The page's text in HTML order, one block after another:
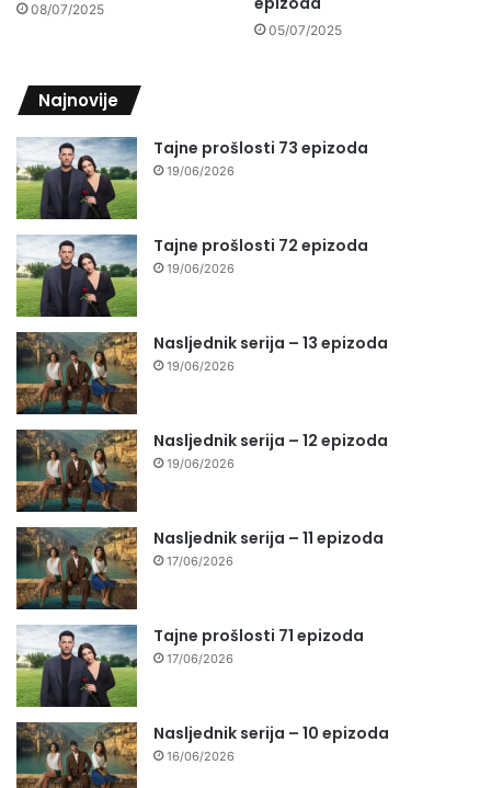
08/07/2025
05/07/2025
Najnovije
Tajne prošlosti 73 epizoda
19/06/2026
Tajne prošlosti 72 epizoda
19/06/2026
Nasljednik serija – 13 epizoda
19/06/2026
Nasljednik serija – 12 epizoda
19/06/2026
Nasljednik serija – 11 epizoda
17/06/2026
Tajne prošlosti 71 epizoda
17/06/2026
Nasljednik serija – 10 epizoda
16/06/2026